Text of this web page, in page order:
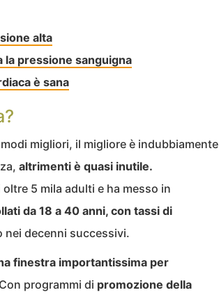
alta
la pressione sanguigna
è sana
migliori, il migliore è indubbiamente
altrimenti è quasi inutile.
5 mila adulti e ha messo in
da 18 a 40 anni, con tassi di
nei decenni successivi.
finestra importantissima per
programmi di promozione della